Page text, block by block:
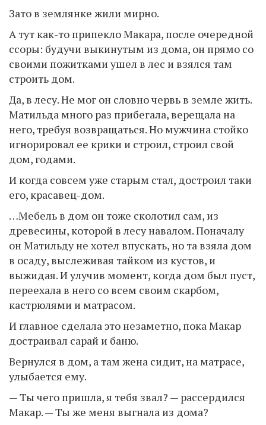
Зато в землянке жили мирно.
А тут как-то припекло Макара, после очередной
ссоры: будучи выкинутым из дома, он прямо со
своими пожитками ушел в лес и взялся там
строить дом.
Да, в лесу. Не мог он словно червь в земле жить.
Матильда много раз прибегала, верещала на
него, требуя возвращаться. Но мужчина стойко
игнорировал ее крики и строил, строил свой
дом, годами.
И когда совсем уже старым стал, достроил таки
его, красавец-дом.
…Мебель в дом он тоже сколотил сам, из
древесины, которой в лесу навалом. Поначалу
он Матильду не хотел впускать, но та взяла дом
в осаду, выслеживая тайком из кустов, и
выжидая. И улучив момент, когда дом был пуст,
переехала в него со всем своим скарбом,
кастрюлями и матрасом.
И главное сделала это незаметно, пока Макар
достраивал сарай и баню.
Вернулся в дом, а там жена сидит, на матрасе,
улыбается ему.
— Ты чего пришла, я тебя звал? — рассердился
Макар. — Ты же меня выгнала из дома?